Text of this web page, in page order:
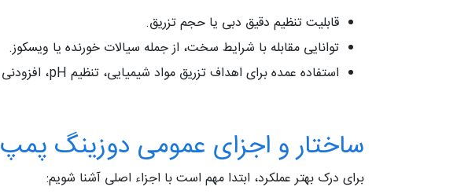
قابلیت تنظیم دقیق دبی یا حجم تزریق.
توانایی مقابله با شرایط سخت، از جمله سیالات خورنده یا ویسکوز.
استفاده عمده برای اهداف تزریق مواد شیمیایی، تنظیم pH، افزودنی‌ های فرآیندی، سیستم‌ های تصفیه آب، استخر و …
ساختار و اجزای عمومی دوزینگ پمپ
برای درک بهتر عملکرد، ابتدا مهم است با اجزاء اصلی آشنا شویم: